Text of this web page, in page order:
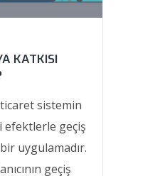
KATKISI
sistemin
efektlerle geçiş
uygulamadır.
geçiş